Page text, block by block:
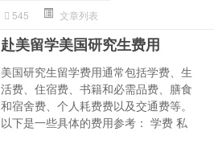
545 文章列表
赴美留学美国研究生费用
美国研究生留学费用通常包括学费、生
活费、住宿费、书籍和必需品费、膳食
和宿舍费、个人耗费费以及交通费等。
以下是一些具体的费用参考： 学费 私